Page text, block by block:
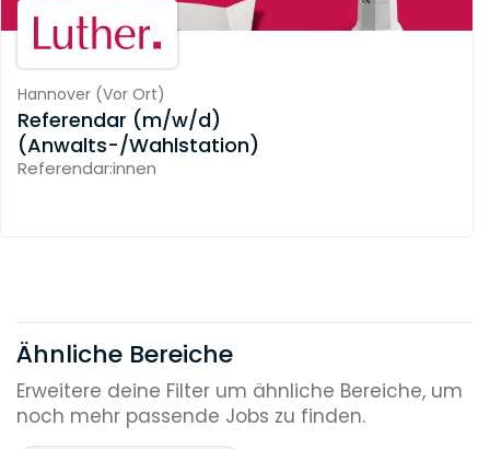
Hannover (Vor Ort)
Referendar (m/w/d)
(Anwalts-/Wahlstation)
Referendar:innen
Ähnliche Bereiche
Erweitere deine Filter um ähnliche Bereiche, um
noch mehr passende Jobs zu finden.